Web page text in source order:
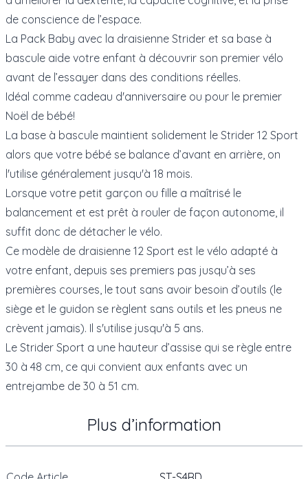
de conscience de l’espace.
La Pack Baby avec la draisienne Strider et sa base à
bascule aide votre enfant à découvrir son premier vélo
avant de l’essayer dans des conditions réelles.
Idéal comme cadeau d'anniversaire ou pour le premier
Noël de bébé!
La base à bascule maintient solidement le Strider 12 Sport
alors que votre bébé se balance d’avant en arrière, on
l'utilise généralement jusqu'à 18 mois.
Lorsque votre petit garçon ou fille a maîtrisé le
balancement et est prêt à rouler de façon autonome, il
suffit donc de détacher le vélo.
Ce modèle de draisienne 12 Sport est le vélo adapté à
votre enfant, depuis ses premiers pas jusqu’à ses
premières courses, le tout sans avoir besoin d’outils (le
siège et le guidon se règlent sans outils et les pneus ne
crèvent jamais). Il s'utilise jusqu'à 5 ans.
Le Strider Sport a une hauteur d’assise qui se règle entre
30 à 48 cm, ce qui convient aux enfants avec un
entrejambe de 30 à 51 cm.
Plus d’information